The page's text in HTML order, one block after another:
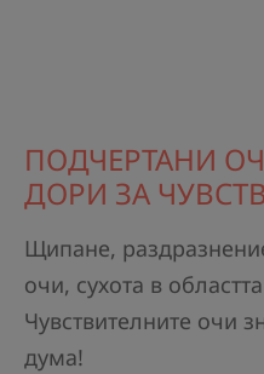
ПОДЧЕРТАНИ
ДОРИ ЗА
Щипане,
очи, сухота в
Чувствителните очи
дума!